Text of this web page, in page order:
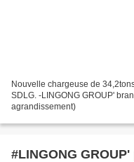
Nouvelle chargeuse de
SDLG. -LINGONG GROUP'
agrandissement)
#LINGONG